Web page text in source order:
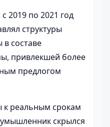
2019 по 2021 год
структуры
составе
привлекшей более
предлогом
к реальным срокам
скрылся